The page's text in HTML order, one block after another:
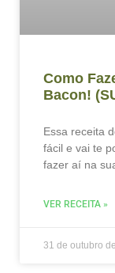
Como
Bacon!
Essa receita
fácil e vai te
fazer aí na
VER RECEITA »
31 de outubro